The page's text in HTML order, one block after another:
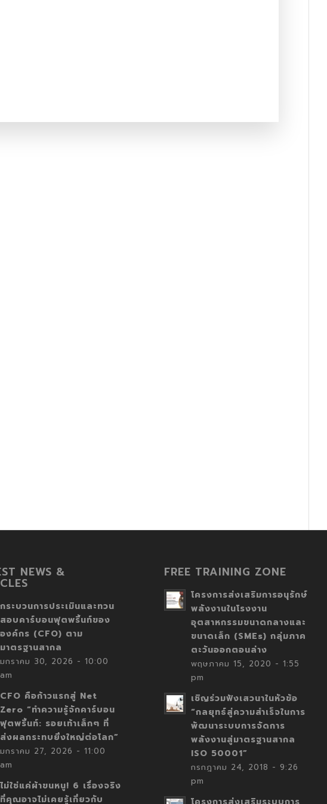
NEWS &
กระบวนการประเมินและทวน
สอบคาร์บอนฟุตพริ้นท์ของ
องค์กร (CFO) ตาม
มาตรฐานสากล
มกราคม 30, 2026 - 10:00
am
CFO คือก้าวแรกสู่ Net
Zero “ทำความรู้จักคาร์บอน
ฟุตพริ้นท์: รอยเท้าเล็กๆ ที่
ส่งผลกระทบยิ่งใหญ่ต่อโลก”
มกราคม 27, 2026 - 11:00
am
ไม่ใช่แค่ผ้าขนหนู! 6 เรื่องจริง
ที่คุณอาจไม่เคยรู้เกี่ยวกับ
FREE TRAINING ZONE
โครงการส่งเสริมการอนุรักษ์
พลังงานในโรงงาน
อุตสาหกรรมขนาดกลางและ
ขนาดเล็ก (SMEs) กลุ่มภาค
ตะวันออกตอนล่าง
พฤษภาคม 15, 2020 - 1:55
pm
เชิญร่วมฟังเสวนาในหัวข้อ
“กลยุทธ์สู่ความสำเร็จในการ
พัฒนาระบบการจัดการ
พลังงานสู่มาตรฐานสากล
ISO 50001”
กรกฎาคม 24, 2018 - 9:26
pm